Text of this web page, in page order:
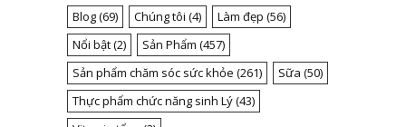
Blog(69) Chúng tôi (4) Làm đẹp (56)
Nổi bật(2) Sản Phẩm (457)
Sản phẩm chăm sóc sức khỏe (261) Sữa (50)
Thực phẩm chức năng sinh Lý(43)